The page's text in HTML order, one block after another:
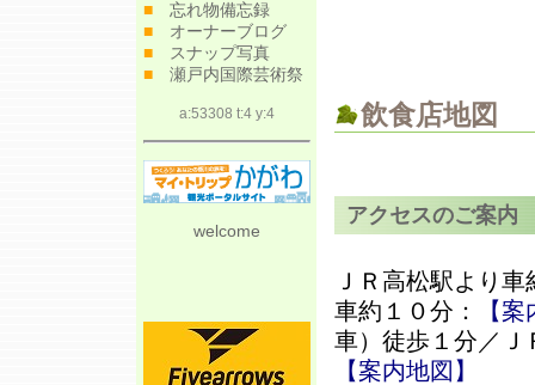
飲食店地図
アクセスのご案内
ＪＲ高松駅より
車約１０分：
【
車）徒歩１分／Ｊ
【案内地図】
■
忘れ物備忘録
■
オーナーブログ
■
スナップ写真
■
瀬戸内国際芸術祭
a:53308 t:4 y:4
welcome